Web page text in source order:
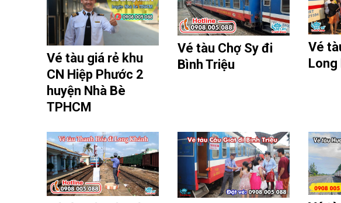
Vé tàu giá rẻ khu
CN Hiệp Phước 2
huyện Nhà Bè
TPHCM
Vé tàu Chợ Sy đi
Bình Triệu
Vé
Long